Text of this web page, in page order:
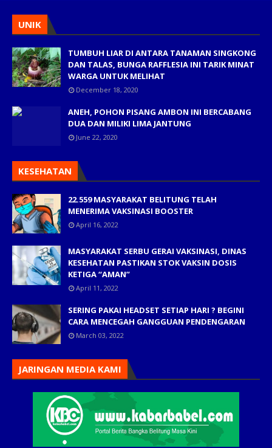
UNIK
TUMBUH LIAR DI ANTARA TANAMAN SINGKONG
DAN TALAS, BUNGA RAFFLESIA INI TARIK MINAT
WARGA UNTUK MELIHAT
December 18, 2020
ANEH, POHON PISANG AMBON INI BERCABANG
DUA DAN MILIKI LIMA JANTUNG
June 22, 2020
KESEHATAN
22.559 MASYARAKAT BELITUNG TELAH
MENERIMA VAKSINASI BOOSTER
April 16, 2022
MASYARAKAT SERBU GERAI VAKSINASI, DINAS
KESEHATAN PASTIKAN STOK VAKSIN DOSIS
KETIGA “AMAN”
April 11, 2022
SERING PAKAI HEADSET SETIAP HARI ? BEGINI
CARA MENCEGAH GANGGUAN PENDENGARAN
March 03, 2022
JARINGAN MEDIA KAMI